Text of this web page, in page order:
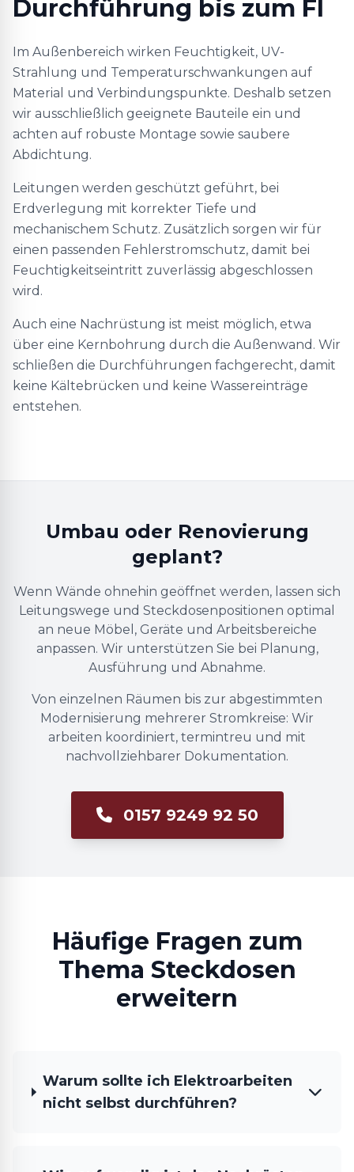
Durchführung bis zum FI
Im Außenbereich wirken Feuchtigkeit, UV-
Strahlung und Temperaturschwankungen auf
Material und Verbindungspunkte. Deshalb setzen
wir ausschließlich geeignete Bauteile ein und
achten auf robuste Montage sowie saubere
Abdichtung.
Leitungen werden geschützt geführt, bei
Erdverlegung mit korrekter Tiefe und
mechanischem Schutz. Zusätzlich sorgen wir für
einen passenden Fehlerstromschutz, damit bei
Feuchtigkeitseintritt zuverlässig abgeschlossen
wird.
Auch eine Nachrüstung ist meist möglich, etwa
über eine Kernbohrung durch die Außenwand. Wir
schließen die Durchführungen fachgerecht, damit
keine Kältebrücken und keine Wassereinträge
entstehen.
Umbau oder Renovierung
geplant?
Wenn Wände ohnehin geöffnet werden, lassen sich
Leitungswege und Steckdosenpositionen optimal
an neue Möbel, Geräte und Arbeitsbereiche
anpassen. Wir unterstützen Sie bei Planung,
Ausführung und Abnahme.
Von einzelnen Räumen bis zur abgestimmten
Modernisierung mehrerer Stromkreise: Wir
arbeiten koordiniert, termintreu und mit
nachvollziehbarer Dokumentation.
0157 9249 92 50
Häufige Fragen zum
Thema Steckdosen
erweitern
Warum sollte ich Elektroarbeiten
nicht selbst durchführen?